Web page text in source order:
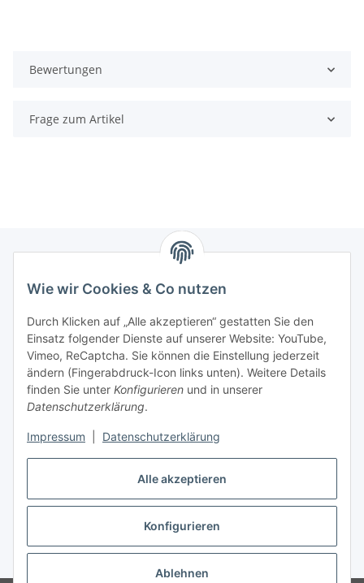
Alle akzeptieren
Konfigurieren
Ablehnen
Wie wir Cookies & Co nutzen
Durch Klicken auf „Alle akzeptieren“ gestatten Sie den
Einsatz folgender Dienste auf unserer Website: YouTube,
Vimeo, ReCaptcha. Sie können die Einstellung jederzeit
ändern (Fingerabdruck-Icon links unten). Weitere Details
finden Sie unter Konfigurieren und in unserer
Datenschutzerklärung.
Impressum Datenschutzerklärung
Bewertungen
Frage zum Artikel
Zahlungsmöglichkeiten
Versandinformationen
Gesetzliche Informationen
Vertrag widerrufen
* Alle Preise inkl. gesetzlicher USt., zzgl.Versand